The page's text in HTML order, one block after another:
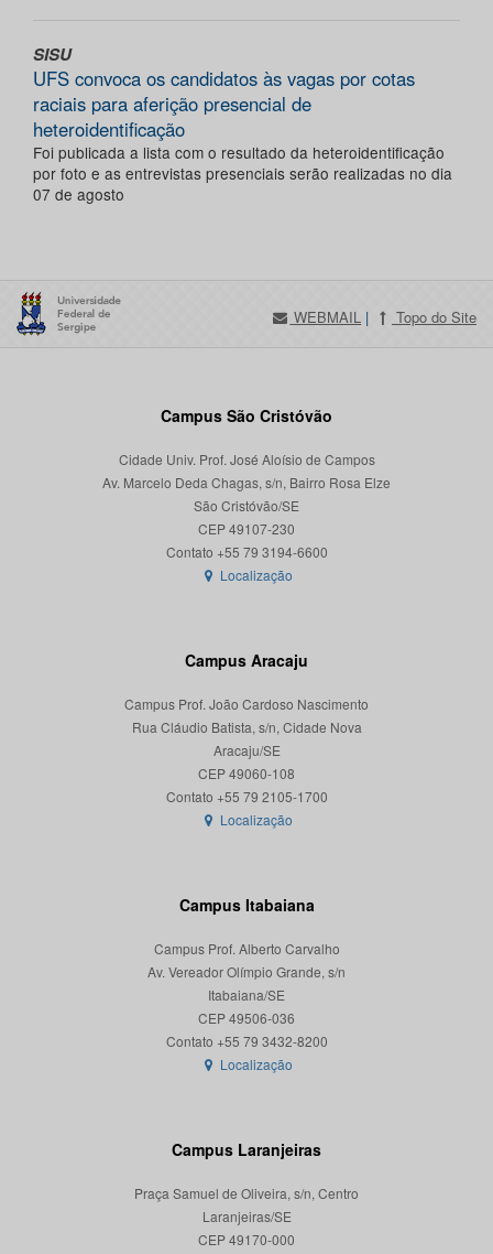
SISU
UFS convoca os candidatos às vagas por cotas
raciais para aferição presencial de
heteroidentificação
Foi publicada a lista com o resultado da heteroidentificação
por foto e as entrevistas presenciais serão realizadas no dia
07 de agosto
WEBMAIL | Topo do Site
Campus São Cristóvão
Cidade Univ. Prof. José Aloísio de Campos
Av. Marcelo Deda Chagas, s/n, Bairro Rosa Elze
São Cristóvão/SE
CEP 49107-230
Localização
Campus Aracaju
Campus Prof. João Cardoso Nascimento
Rua Cláudio Batista, s/n, Cidade Nova
Aracaju/SE
CEP 49060-108
Localização
Campus Itabaiana
Campus Prof. Alberto Carvalho
Av. Vereador Olímpio Grande, s/n
Itabaiana/SE
CEP 49506-036
Localização
Campus Laranjeiras
Praça Samuel de Oliveira, s/n, Centro
Laranjeiras/SE
CEP 49170-000